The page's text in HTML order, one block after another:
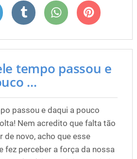
tempo passou e
...
passou e daqui a pouco
Nem acredito que falta tão
de novo, acho que esse
fez perceber a força da nossa